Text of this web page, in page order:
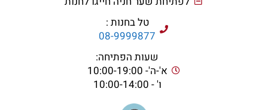
טל בחנות :
08-9999877
שעות הפתיחה:
א'-ה'- 10:00-19:00
ו' - 10:00-14:00